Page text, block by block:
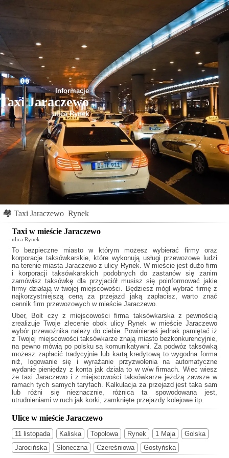
Informacje
Taxi Jaraczewo
ulica Rynek
🏘 Taxi Jaraczewo Rynek
Taxi w mieście Jaraczewo
ulica Rynek
To bezpieczne miasto w którym możesz wybierać firmy oraz
korporacje taksówkarskie, które wykonują usługi przewozowe ludzi
na terenie miasta Jaraczewo z ulicy Rynek. W mieście jest dużo firm
i korporacji taksówkarskich podobnych dozastanów się zanim
zamówisz taksówkę dla przyjaciół musisz się poinformować jakie
firmy działają w twojej miejscowości. Będziesz mógł wybrać firmę z
najkorzystniejszą ceną za przejazd jaką zapłacisz, warto znać
cennik firm przewozowych w mieście Jaraczewo.
Uber, Bolt czy z miejscowości firma taksówkarska z pewnością
zrealizuje Twoje zlecenie obok ulicy Rynek w mieście Jaraczewo
wybór przewoźnika należy do ciebie. Powinieneś jednak pamiętać iż
z Twojej miejscowości taksówkarze znają miasto bezkonkurencyjnie,
na pewno mówią po polsku są komunikatywni. Za podwóz taksówką
możesz zapłacić tradycyjnie lub kartą kredytową to wygodna forma
niż, logowanie się i wyrażanie przyzwolenia na automatyczne
wydanie pieniędzy z konta jak działa to w w/w firmach. Wiec wiesz
że taxi Jaraczewoi z miejscowości taksówkarze jeżdżą zawsze w
ramach tych samych taryfach. Kalkulacja za przejazd jest taka sam
lub różni się nieznacznie, różnica ta spowodowana jest,
utrudnieniami w ruch jak korki, zamknięte przejazdy kolejowe itp.
Ulice w mieście Jaraczewo
11 listopada Kaliska Topolowa Rynek 1 Maja
Golska
Jarocińska
Słoneczna Czereśniowa Gostyńska